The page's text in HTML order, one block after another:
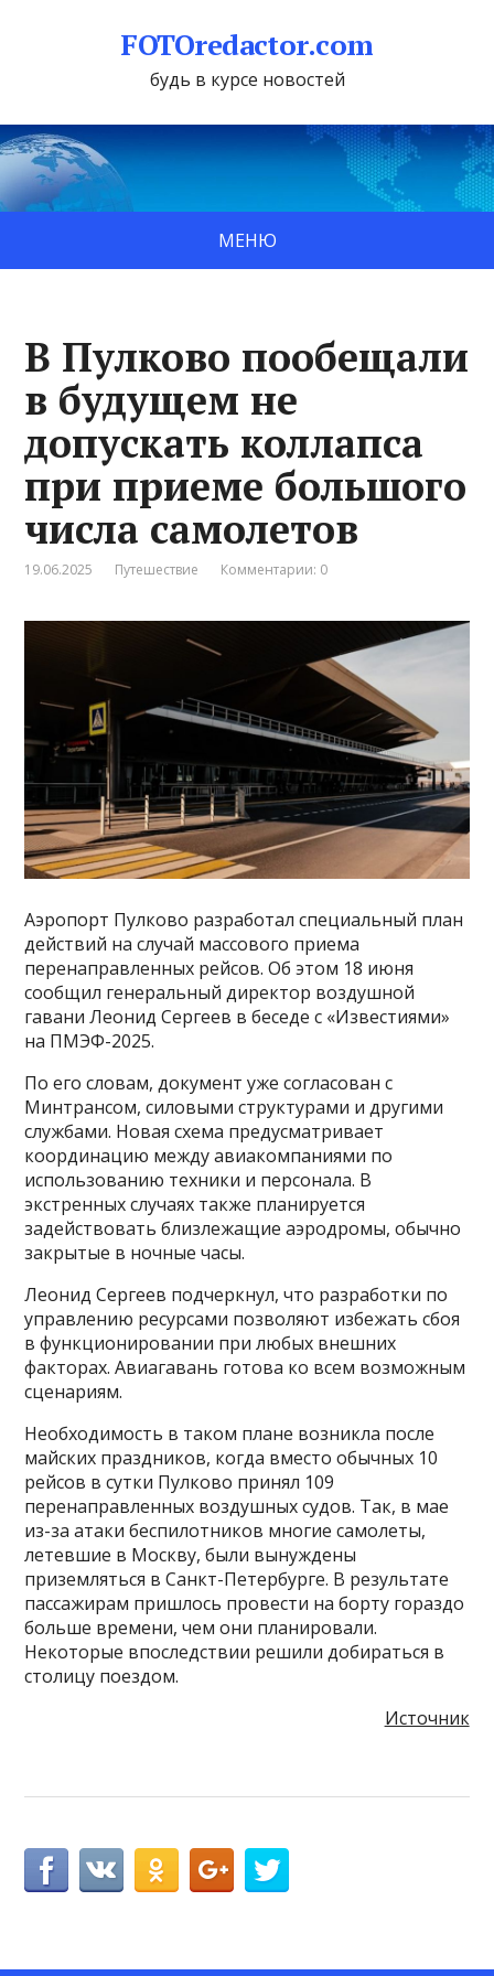
FOTOredactor.com
будь в курсе новостей
МЕНЮ
В Пулково пообещали
в будущем не
допускать коллапса
при приеме большого
числа самолетов
19.06.2025 Путешествие Комментарии: 0
Аэропорт Пулково разработал специальный план
действий на случай массового приема
перенаправленных рейсов. Об этом 18 июня
сообщил генеральный директор воздушной
гавани Леонид Сергеев в беседе с «Известиями»
на ПМЭФ-2025.
По его словам, документ уже согласован с
Минтрансом, силовыми структурами и другими
службами. Новая схема предусматривает
координацию между авиакомпаниями по
использованию техники и персонала. В
экстренных случаях также планируется
задействовать близлежащие аэродромы, обычно
закрытые в ночные часы.
Леонид Сергеев подчеркнул, что разработки по
управлению ресурсами позволяют избежать сбоя
в функционировании при любых внешних
факторах. Авиагавань готова ко всем возможным
сценариям.
Необходимость в таком плане возникла после
майских праздников, когда вместо обычных 10
рейсов в сутки Пулково принял 109
перенаправленных воздушных судов. Так, в мае
из-за атаки беспилотников многие самолеты,
летевшие в Москву, были вынуждены
приземляться в Санкт-Петербурге. В результате
пассажирам пришлось провести на борту гораздо
больше времени, чем они планировали.
Некоторые впоследствии решили добираться в
столицу поездом.
Источник